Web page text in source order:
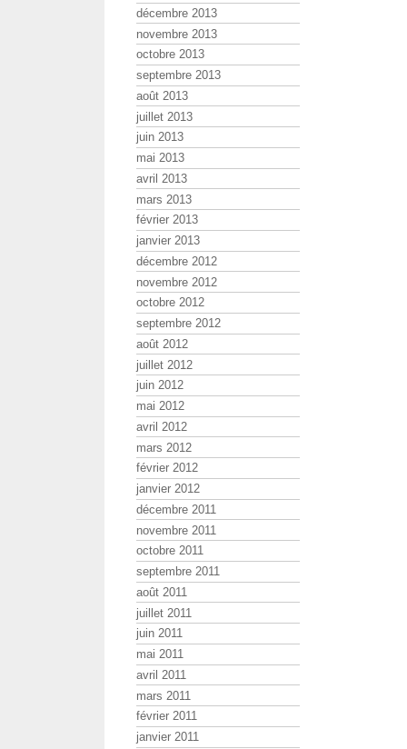
décembre 2013
novembre 2013
octobre 2013
septembre 2013
août 2013
juillet 2013
juin 2013
mai 2013
avril 2013
mars 2013
février 2013
janvier 2013
décembre 2012
novembre 2012
octobre 2012
septembre 2012
août 2012
juillet 2012
juin 2012
mai 2012
avril 2012
mars 2012
février 2012
janvier 2012
décembre 2011
novembre 2011
octobre 2011
septembre 2011
août 2011
juillet 2011
juin 2011
mai 2011
avril 2011
mars 2011
février 2011
janvier 2011